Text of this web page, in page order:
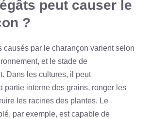
peut causer le
?
causés par le charançon varient selon
et le stade de
Dans les cultures, il peut
partie interne des grains, ronger les
les racines des plantes. Le
par exemple, est capable de